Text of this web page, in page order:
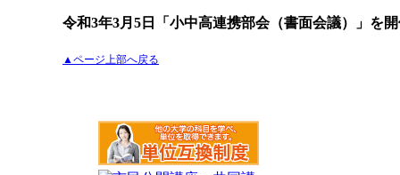
令和3年3月5日「小中高連携部会（書面会議）」を
▲ページ上部へ戻る